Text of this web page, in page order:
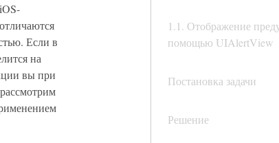
1.1. Отображение
помощью UIAlertView
Постановка задачи
Решение
Если в
на
вы при